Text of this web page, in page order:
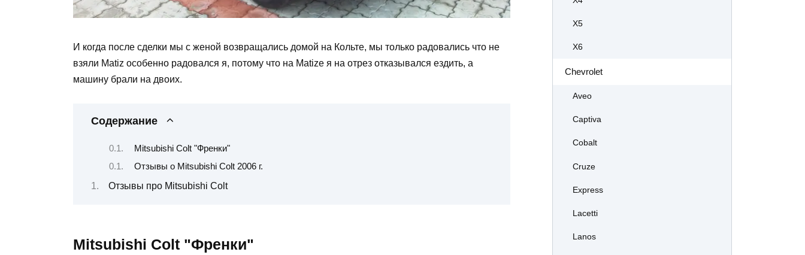
И когда после сделки мы с женой возвращались домой на Кольте, мы только радовались что не
взяли Matiz особенно радовался я, потому что на Matize я на отрез отказывался ездить, а
машину брали на двоих.
Содержание
Mitsubishi Colt "Френки"
Отзывы о Mitsubishi Colt 2006 г.
Отзывы про Mitsubishi Colt
Mitsubishi Colt "Френки"
X5
X6
Chevrolet
Aveo
Captiva
Cobalt
Cruze
Express
Lacetti
Lanos